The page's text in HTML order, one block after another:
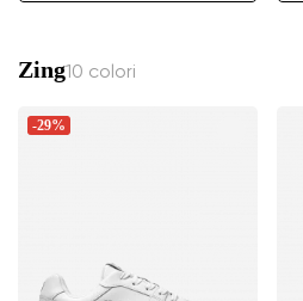
Zing10 colori
-29%